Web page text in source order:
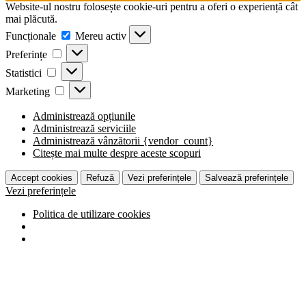
Website-ul nostru folosește cookie-uri pentru a oferi o experiență cât
mai plăcută.
Funcționale
Funcționale
Mereu activ
Preferințe
Preferințe
Statistici Statistici
Marketing Marketing
Administrează opțiunile
Administrează serviciile
Administrează vânzătorii {vendor_count}
Citește mai multe despre aceste scopuri
Accept cookies Refuză Vezi preferințele Salvează preferințele
Vezi preferințele
Politica de utilizare cookies